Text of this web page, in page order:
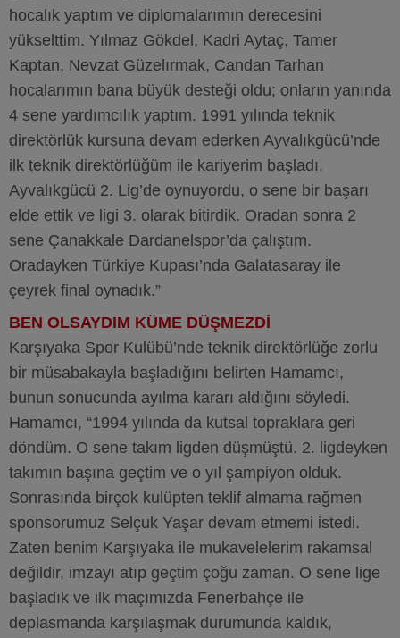
hocalık yaptım ve diplomalarımın derecesini
yükselttim. Yılmaz Gökdel, Kadri Aytaç, Tamer
Kaptan, Nevzat Güzelırmak, Candan Tarhan
hocalarımın bana büyük desteği oldu; onların yanında
4 sene yardımcılık yaptım. 1991 yılında teknik
direktörlük kursuna devam ederken Ayvalıkgücü’nde
ilk teknik direktörlüğüm ile kariyerim başladı.
Ayvalıkgücü 2. Lig’de oynuyordu, o sene bir başarı
elde ettik ve ligi 3. olarak bitirdik. Oradan sonra 2
sene Çanakkale Dardanelspor’da çalıştım.
Oradayken Türkiye Kupası’nda Galatasaray ile
çeyrek final oynadık.”
BEN OLSAYDIM KÜME DÜŞMEZDİ
Karşıyaka Spor Kulübü’nde teknik direktörlüğe zorlu
bir müsabakayla başladığını belirten Hamamcı,
bunun sonucunda ayılma kararı aldığını söyledi.
Hamamcı, “1994 yılında da kutsal topraklara geri
döndüm. O sene takım ligden düşmüştü. 2. ligdeyken
takımın başına geçtim ve o yıl şampiyon olduk.
Sonrasında birçok kulüpten teklif almama rağmen
sponsorumuz Selçuk Yaşar devam etmemi istedi.
Zaten benim Karşıyaka ile mukavelelerim rakamsal
değildir, imzayı atıp geçtim çoğu zaman. O sene lige
başladık ve ilk maçımızda Fenerbahçe ile
deplasmanda karşılaşmak durumunda kaldık,